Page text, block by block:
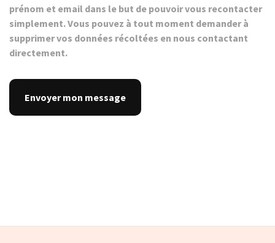
prénom et email dans le but de pouvoir vous recontacter
simplement. Vous pouvez à tout moment demander à
supprimer vos données récoltées en nous contactant
directement.